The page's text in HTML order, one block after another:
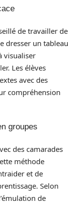
de travailler de
dresser un tableau
visualiser
Les élèves
avec des
compréhension
groupes
des camarades
méthode
et de
Selon
de